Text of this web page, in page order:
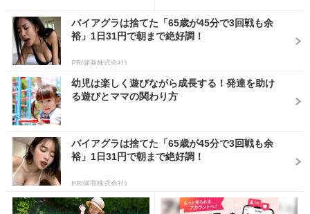
バイアグラは捨てた「65歳が45分で3回戦も余
裕」1日31円で朝まで絶好調！
PR(健商株式会社)
幼児は楽しく遊びながら成長する！発達を助け
る遊びとママの関わり方
バイアグラは捨てた「65歳が45分で3回戦も余
裕」1日31円で朝まで絶好調！
PR(健商株式会社)